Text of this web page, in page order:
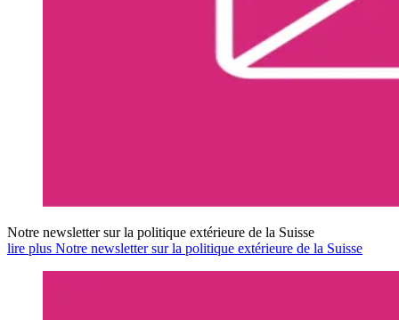
Notre newsletter sur la politique extérieure de la Suisse
lire plus Notre newsletter sur la politique extérieure de la Suisse